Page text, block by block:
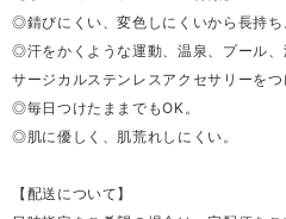
◎錆びにくい、変色しにくいから長持ち
◎汗をかくような運動、温泉、プール
サージカルステンレスアクセサリーをつ
◎毎日つけたままでもOK。
◎肌に優しく、肌荒れしにくい。
【配送について】